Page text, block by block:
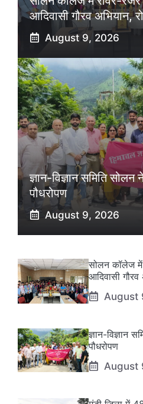
आदिवासी गौरव अभियान,
August 9, 2026
ज्ञान-विज्ञान समिति
पौधरोपण
August 9, 2026
सोलन कॉलेज में
आदिवासी
August
ज्ञान-विज्ञान
पौधरोपण
August